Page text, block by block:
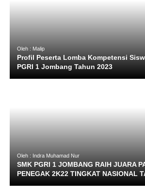
Oleh : Malip
Profil Peserta Lomba Kompetensi
PGRI 1 Jombang Tahun 2023
Oleh : Indra Muhamad Nur
SMK PGRI 1 JOMBANG RAIH JUARA
PENEGAK 2K22 TINGKAT NASIONAL